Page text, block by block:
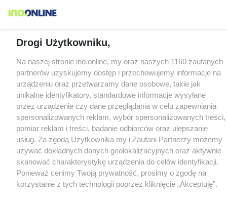
Drogi Użytkowniku,
Na naszej stronie ino.online, my oraz naszych 1160 zaufanych
partnerów uzyskujemy dostęp i przechowujemy informacje na
urządzeniu oraz przetwarzamy dane osobowe, takie jak
unikalne identyfikatory, standardowe informacje wysyłane
przez urządzenie czy dane przeglądania w celu zapewniania
spersonalizowanych reklam, wybór spersonalizowanych treści,
pomiar reklam i treści, badanie odbiorców oraz ulepszanie
usług. Za zgodą Użytkownika my i Zaufani Partnerzy możemy
używać dokładnych danych geolokalizacyjnych oraz aktywnie
skanować charakterystykę urządzenia do celów identyfikacji.
Ponieważ cenimy Twoją prywatność, prosimy o zgodę na
korzystanie z tych technologii poprzez kliknięcie „Akceptuję”.